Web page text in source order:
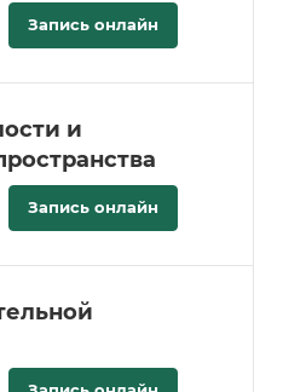
Запись онлайн
и
Запись онлайн